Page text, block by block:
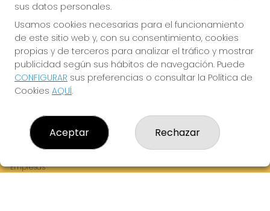
¡La Tres Loterias te desea Mucha Suerte!
¿Quiénes somos?
Comprar lotería
Resultados
Empresas
sus datos personales.
Usamos cookies necesarias para el funcionamiento
de este sitio web y, con su consentimiento, cookies
propias y de terceros para analizar el tráfico y mostrar
publicidad según sus hábitos de navegación. Puede
CONFIGURAR sus preferencias o consultar la Política de
Cookies AQUÍ.
Aceptar Rechazar